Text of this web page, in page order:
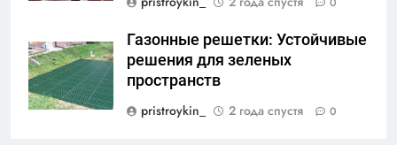
Газонные решетки: Устойчивые
решения для зеленых
пространств
pristroykin_
2 года спустя 0